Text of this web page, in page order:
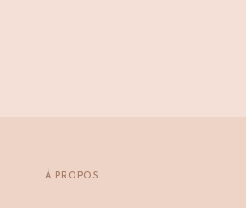
À PROPOS